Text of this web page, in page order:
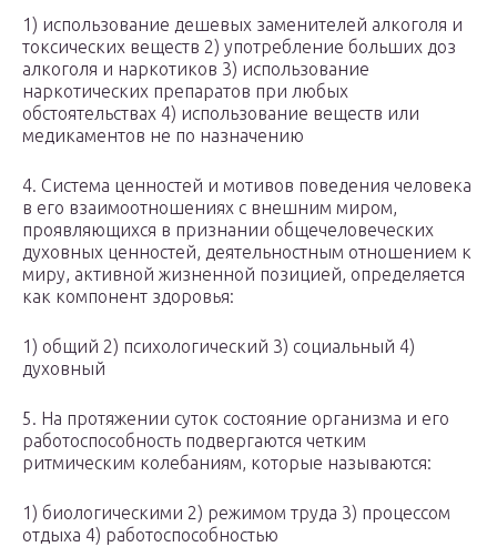
1) использование дешевых заменителей алкоголя и
токсических веществ 2) употребление больших доз
алкоголя и наркотиков 3) использование
наркотических препаратов при любых
обстоятельствах 4) использование веществ или
медикаментов не по назначению
4. Система ценностей и мотивов поведения человека
в его взаимоотношениях с внешним миром,
проявляющихся в признании общечеловеческих
духовных ценностей, деятельностным отношением к
миру, активной жизненной позицией, определяется
как компонент здоровья:
1) общий 2) психологический 3) социальный 4)
духовный
5. На протяжении суток состояние организма и его
работоспособность подвергаются четким
ритмическим колебаниям, которые называются:
1) биологическими 2) режимом труда 3) процессом
отдыха 4) работоспособностью